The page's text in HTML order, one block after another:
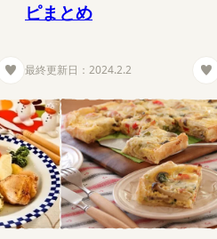
ピまとめ
最終更新日： 2024.2.2